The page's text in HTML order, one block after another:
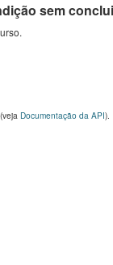
sem
(veja Documentação da API).